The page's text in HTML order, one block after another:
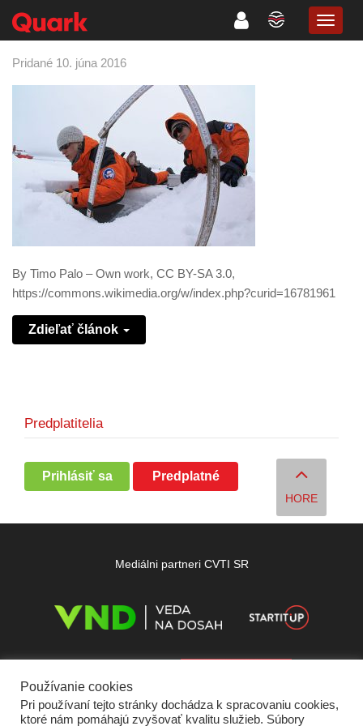
Pridané 10. júna 2016
By Timo Palo – Own work, CC BY-SA 3.0,
https://commons.wikimedia.org/w/index.php?curid=16781961
Zdieľať článok
Predplatitelia
Prihlásiť sa Predplatné
HORE
Mediálni partneri CVTI SR
Používanie cookies
Pri používaní tejto stránky dochádza k spracovaniu cookies,
ktoré nám pomáhajú zvyšovať kvalitu služieb. Súbory